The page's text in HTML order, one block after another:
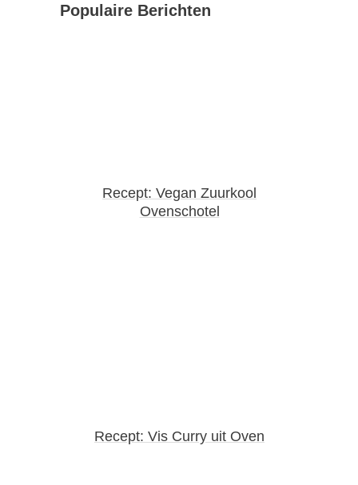
Populaire Berichten
Recept: Vegan Zuurkool
Ovenschotel
Recept: Vis Curry uit Oven